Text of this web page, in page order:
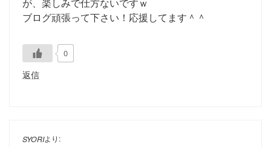
ブログ頑張って下さい！応援してます＾＾
0
返信
SYORIより: